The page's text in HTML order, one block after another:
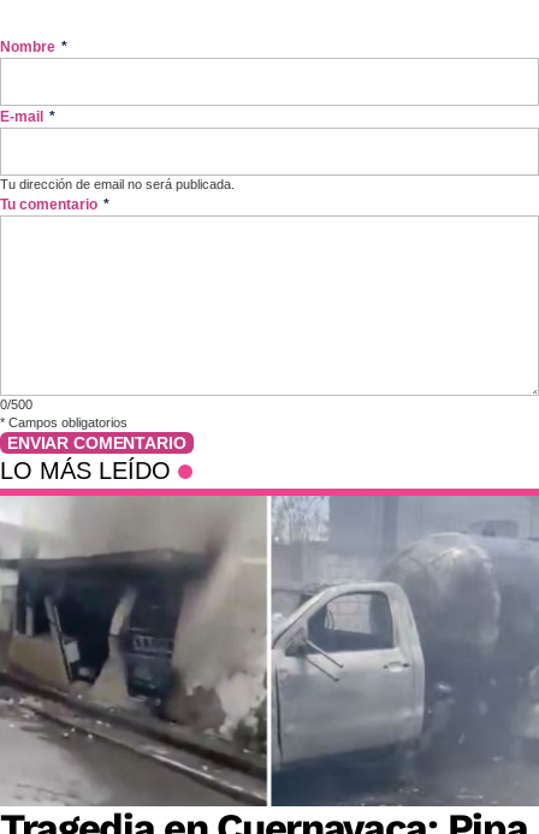
Nombre *
E-mail *
Tu dirección de email no será publicada.
Tu comentario *
0/500
* Campos obligatorios
ENVIAR COMENTARIO
LO MÁS LEÍDO